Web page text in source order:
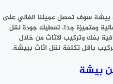
بيشة سوف تحصل عميلنا الغالي على
ومتميزة جدا، تعطيك جودة نقل
بفك وتركيب الاثاث من خلال
باقل تكلفة نقل اثاث ببيشة.
بيشة